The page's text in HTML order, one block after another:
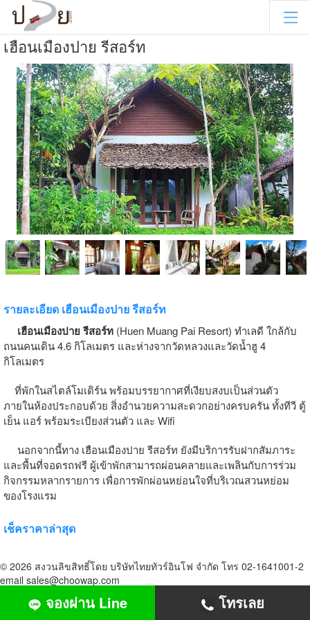
เฮือนเมืองปาย รีสอร์ท
รายละเอียด เฮือนเมืองปาย รีสอร์ท
เฮือนเมืองปาย รีสอร์ท (Huen Muang Pai Resort) ทำเลดี ใกล้กับ
ถนนคนเดิน 4.6 กิโลเมตร และห่างจากวัดหลวงและวัดน้ำฮู 4
กิโลเมตร
ที่พักในสไตล์โมเดิร์น พร้อมบรรยากาศที่เงียบสงบเป็นส่วนตัว
ภายในห้องประกอบด้วย สิ่งอำนวยความสะดวกอย่างครบครัน ทั้งทีวี ตู้
เย็น แอร์ พร้อมระเบียงส่วนตัว และ Wifi
นอกจากนี้ทาง เฮือนเมืองปาย รีสอร์ท ยังมีบริการรับฝากสัมภาระ
และพื้นที่จอดรถฟรี ผู้เข้าพักสามารถผ่อนคลายและเพลินกับการร่วม
กิจกรรมหลากรายการ เพื่อการพักผ่อนหย่อนใจที่บริเวณสวนหย่อม
ของโรงแรม
เช็คราคาล่าสุด
© 2026 สงวนลิขสิทธิ์โดย บริษัทไทยทัวร์อินโฟ จำกัด โทร 02-1641001-2
email sales@choowap.com
จองผ่าน Line โทรเลย